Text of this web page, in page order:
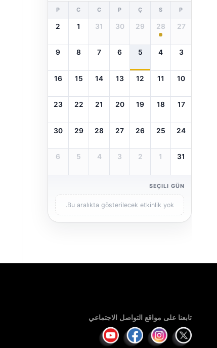
P
S
Ç
P
C
C
P
27
28
29
30
31
1
2
3
4
5
6
7
8
9
10
11
12
13
14
15
16
17
18
19
20
21
22
23
24
25
26
27
28
29
30
31
1
2
3
4
5
6
SEÇILI GÜN
Bu aralıkta gösterilecek etkinlik yok.
تابعنا على مواقع التواصل الاجتماعي